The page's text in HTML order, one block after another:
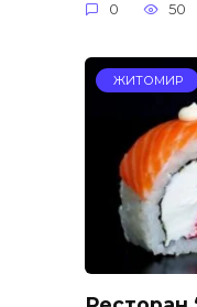
0 50
ЖИТОМИР